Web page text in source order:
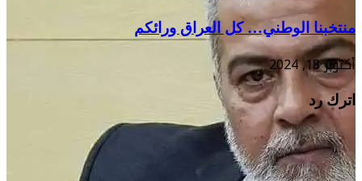
منتخبنا الوطني… كل العراق ورائكم
أكتوبر 18, 2024
اترك رد